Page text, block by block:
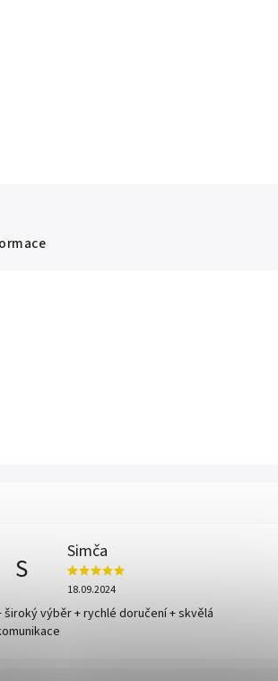
S
Simča
18.09.2024
široký výběr + rychlé doručení + skvělá